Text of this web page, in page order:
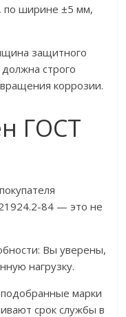
по ширине ±5 мм,
защитного
строго
коррозии.
ГОСТ
84 — это не
Вы уверены,
нагрузку.
марки
срок службы в